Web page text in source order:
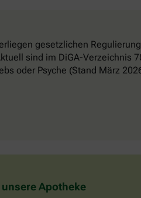
gesetzlichen
sind im DiGA-Verzeichnis
oder Psyche (Stand März
Apotheke